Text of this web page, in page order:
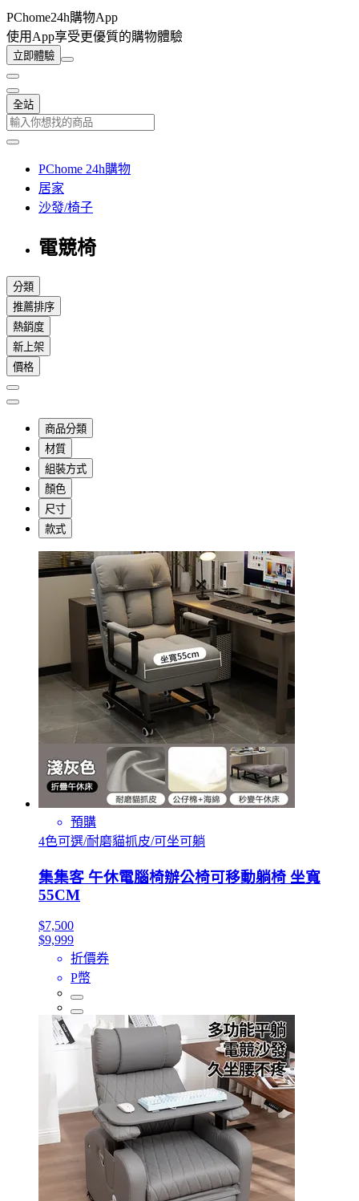
PChome24h購物App
使用App享受更優質的購物體驗
立即體驗
全站
PChome 24h購物
居家
沙發/椅子
電競椅
分類
推薦排序
熱銷度
新上架
價格
商品分類
材質
組裝方式
顏色
尺寸
款式
預購
4色可選/耐磨貓抓皮/可坐可躺
集集客 午休電腦椅辦公椅可移動躺椅 坐寬
55CM
$7,500
$9,999
折價券
P幣